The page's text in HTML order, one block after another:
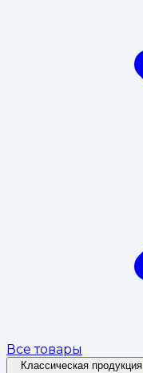
Все товары
Классическая продукция